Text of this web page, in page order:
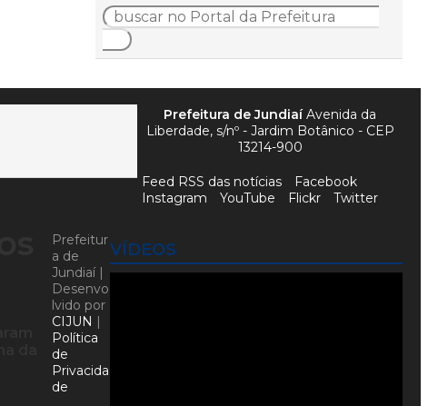
VÍDEOS
Prefeitura de JundiaíAvenida da
Liberdade, s/nº - Jardim Botânico - CEP
13214-900
Feed RSS das notícias
Facebook
Instagram
YouTube Flickr Twitter
Prefeitur
a de
Jundiaí |
Desenvo
lvido por
CIJUN |
Política
de
Privacida
de